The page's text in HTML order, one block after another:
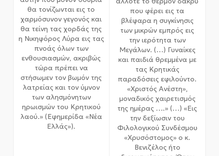
θα τονίζωνται εις το
χαρμόσυνον γεγονός και
θα τείνη τας χορδάς της
η Νικηφόρος Λύρα εις τας
πνοάς όλων των
ενθουσιασμών, ακριβώς
τώρα πρέπει να
στήσωμεν τον βωμόν της
λατρείας και τον ύμνον
των αλησμόνητων
ηρωισμών του Κρητικού
λαού.» (Εφημερίδα «Νέα
Ελλάς»).
που φέρει εις τα
βλέφαρα η συγκίνησις
των μικρών εμπρός εις
την ιερότητα των
Μεγάλων. (…) Γυναίκες
και παιδιά θρεμμένα με
τας Κρητικάς
παραδόσεις εφιλούντο.
«Χριστός Ανέστη»,
μοναδικός χαιρετισμός
της ημέρας ….» (…) «Εις
την δεξίωσιν του
Φιλολογικού Συνδέσμου
«Χρυσόστομος» ο κ.
Βενιζέλος ήτο